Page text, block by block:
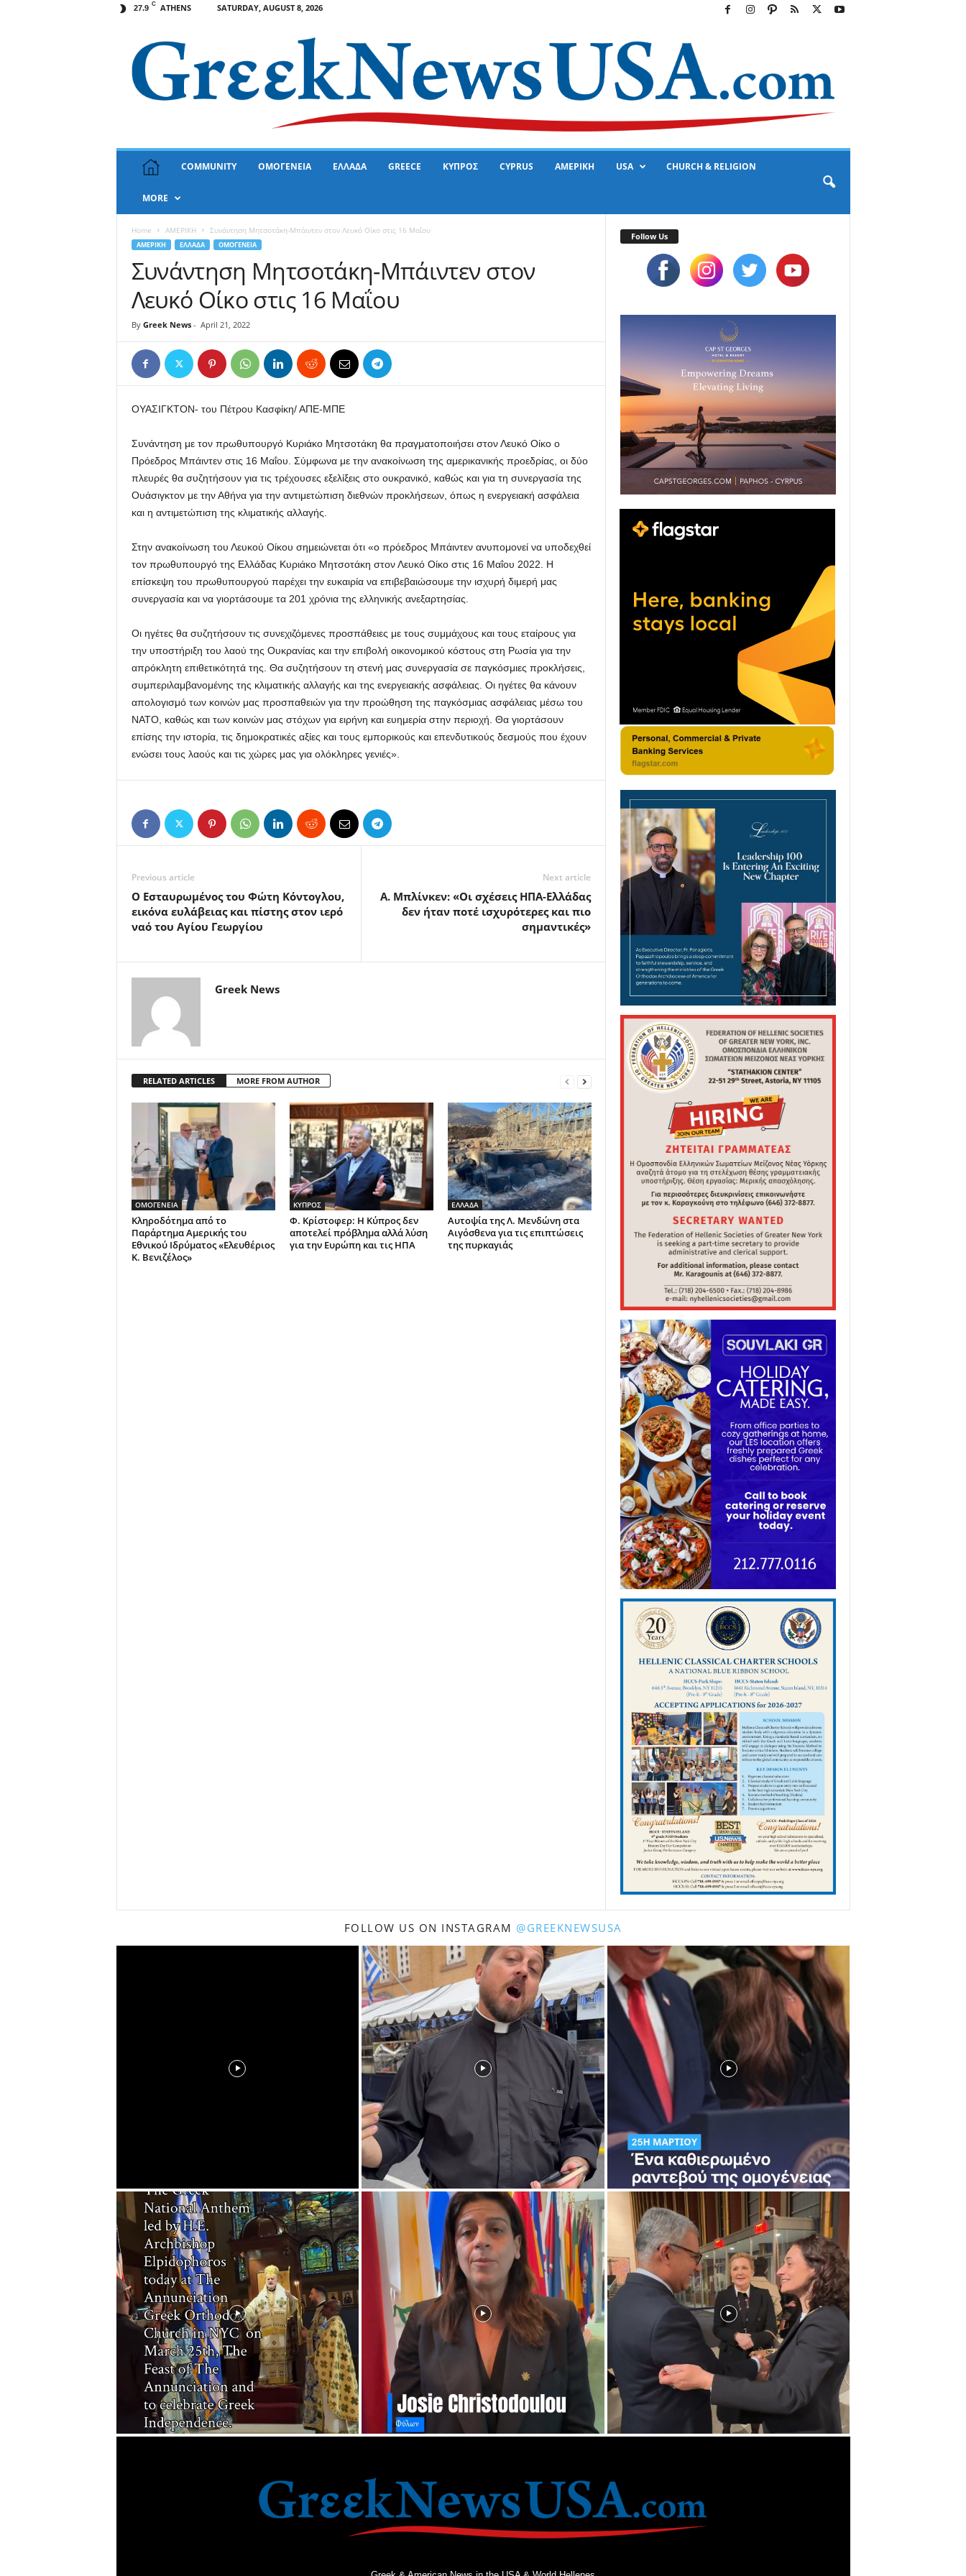
27.9 C ATHENS SATURDAY, AUGUST 8, 2026
k
COMMUNITY ΟΜΟΓΕΝΕΙΑ ΕΛΛΑΔΑ GREECE ΚΥΠΡΟΣ CYPRUS ΑΜΕΡΙΚΗ USA CHURCH & RELIGION
MORE
Home ΑΜΕΡΙΚΗ Συνάντηση Μητσοτάκη-Μπάιντεν στον Λευκό Οίκο στις 16 Μαΐου
ΑΜΕΡΙΚΗ ΕΛΛΑΔΑ ΟΜΟΓΕΝΕΙΑ
Συνάντηση Μητσοτάκη-Μπάιντεν στον
Λευκό Οίκο στις 16 Μαΐου
By Greek News- April 21, 2022
ΟΥΑΣΙΓΚΤΟΝ- του Πέτρου Κασφίκη/ ΑΠΕ-ΜΠΕ
Συνάντηση με τον πρωθυπουργό Κυριάκο Μητσοτάκη θα πραγματοποιήσει στον Λευκό Οίκο ο
Πρόεδρος Μπάιντεν στις 16 Μαΐου. Σύμφωνα με την ανακοίνωση της αμερικανικής προεδρίας, οι δύο
πλευρές θα συζητήσουν για τις τρέχουσες εξελίξεις στο ουκρανικό, καθώς και για τη συνεργασία της
Ουάσιγκτον με την Αθήνα για την αντιμετώπιση διεθνών προκλήσεων, όπως η ενεργειακή ασφάλεια
και η αντιμετώπιση της κλιματικής αλλαγής.
Στην ανακοίνωση του Λευκού Οίκου σημειώνεται ότι «ο πρόεδρος Μπάιντεν ανυπομονεί να υποδεχθεί
τον πρωθυπουργό της Ελλάδας Κυριάκο Μητσοτάκη στον Λευκό Οίκο στις 16 Μαΐου 2022. Η
επίσκεψη του πρωθυπουργού παρέχει την ευκαιρία να επιβεβαιώσουμε την ισχυρή διμερή μας
συνεργασία και να γιορτάσουμε τα 201 χρόνια της ελληνικής ανεξαρτησίας.
Οι ηγέτες θα συζητήσουν τις συνεχιζόμενες προσπάθειες με τους συμμάχους και τους εταίρους για
την υποστήριξη του λαού της Ουκρανίας και την επιβολή οικονομικού κόστους στη Ρωσία για την
απρόκλητη επιθετικότητά της. Θα συζητήσουν τη στενή μας συνεργασία σε παγκόσμιες προκλήσεις,
συμπεριλαμβανομένης της κλιματικής αλλαγής και της ενεργειακής ασφάλειας. Οι ηγέτες θα κάνουν
απολογισμό των κοινών μας προσπαθειών για την προώθηση της παγκόσμιας ασφάλειας μέσω του
ΝΑΤΟ, καθώς και των κοινών μας στόχων για ειρήνη και ευημερία στην περιοχή. Θα γιορτάσουν
επίσης την ιστορία, τις δημοκρατικές αξίες και τους εμπορικούς και επενδυτικούς δεσμούς που έχουν
ενώσει τους λαούς και τις χώρες μας για ολόκληρες γενιές».
Previous article
Ο Εσταυρωμένος του Φώτη Κόντογλου,
εικόνα ευλάβειας και πίστης στον ιερό
ναό του Αγίου Γεωργίου
Next article
Α. Μπλίνκεν: «Οι σχέσεις ΗΠΑ-Ελλάδας
δεν ήταν ποτέ ισχυρότερες και πιο
σημαντικές»
Greek News
RELATED ARTICLES MORE FROM AUTHOR
ΟΜΟΓΕΝΕΙΑ
Κληροδότημα από το
Παράρτημα Αμερικής του
Εθνικού Ιδρύματος «Ελευθέριος
Κ. Βενιζέλος»
ΚΥΠΡΟΣ
Φ. Κρίστοφερ: Η Κύπρος δεν
αποτελεί πρόβλημα αλλά λύση
για την Ευρώπη και τις ΗΠΑ
ΕΛΛΑΔΑ
Αυτοψία της Λ. Μενδώνη στα
Αιγόσθενα για τις επιπτώσεις
της πυρκαγιάς
Follow Us
FOLLOW US ON INSTAGRAM @GREEKNEWSUSA